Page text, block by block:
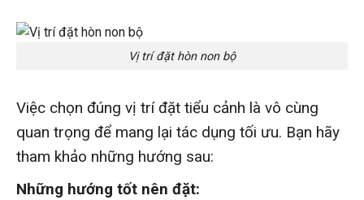
Vị trí đặt hòn non bộ
Việc chọn đúng vị trí đặt tiểu cảnh là vô cùng
quan trọng để mang lại tác dụng tối ưu. Bạn hãy
tham khảo những hướng sau:
Những hướng tốt nên đặt: